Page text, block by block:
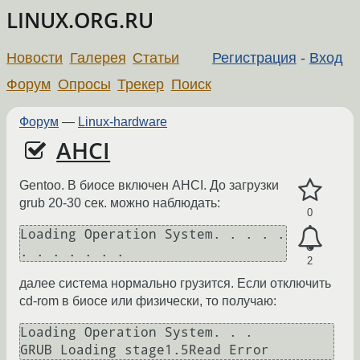
LINUX.ORG.RU
Регистрация - Вход
Новости Галерея Статьи
Форум Опросы Трекер Поиск
Форум — Linux-hardware
AHCI
0
2
Gentoo. В биосе включен AHCI. До загрузки
grub 20-30 сек. можно наблюдать:
Loading Operation System. . . . .
. . . . . . .
далее система нормально грузится. Если отключить
cd-rom в биосе или физически, то получаю:
Loading Operation System. . .
GRUB Loading stage1.5Read Error